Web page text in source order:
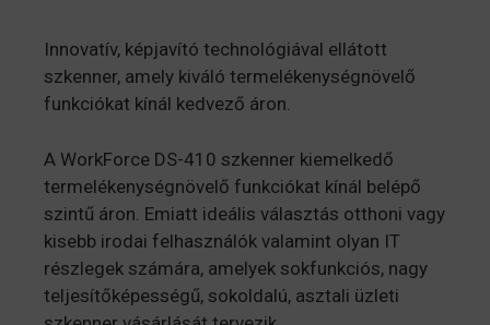
Innovatív, képjavító technológiával ellátott
szkenner, amely kiváló termelékenységnövelő
funkciókat kínál kedvező áron.
A WorkForce DS-410 szkenner kiemelkedő
termelékenységnövelő funkciókat kínál belépő
szintű áron. Emiatt ideális választás otthoni vagy
kisebb irodai felhasználók valamint olyan IT
részlegek számára, amelyek sokfunkciós, nagy
teljesítőképességű, sokoldalú, asztali üzleti